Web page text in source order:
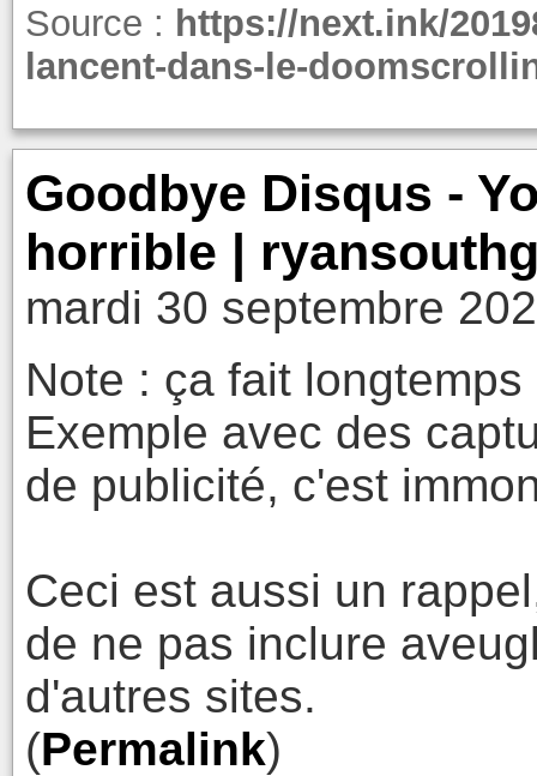
Source : https://next.ink/
lancent-dans-le-
Goodbye Disqus -
horrible |
mardi 30 septembre
Note : ça fait
Exemple avec des
de publicité, c'est
Ceci est aussi un
de ne pas inclure
d'autres sites.
(Permalink)